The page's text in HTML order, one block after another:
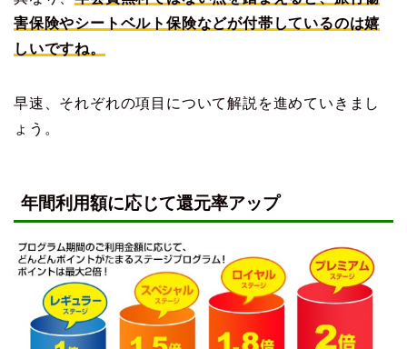
害保険やシートベルト保険などが付帯しているのは嬉
しいですね。
早速、それぞれの項目について解説を進めていきまし
ょう。
年間利用額に応じて還元率アップ